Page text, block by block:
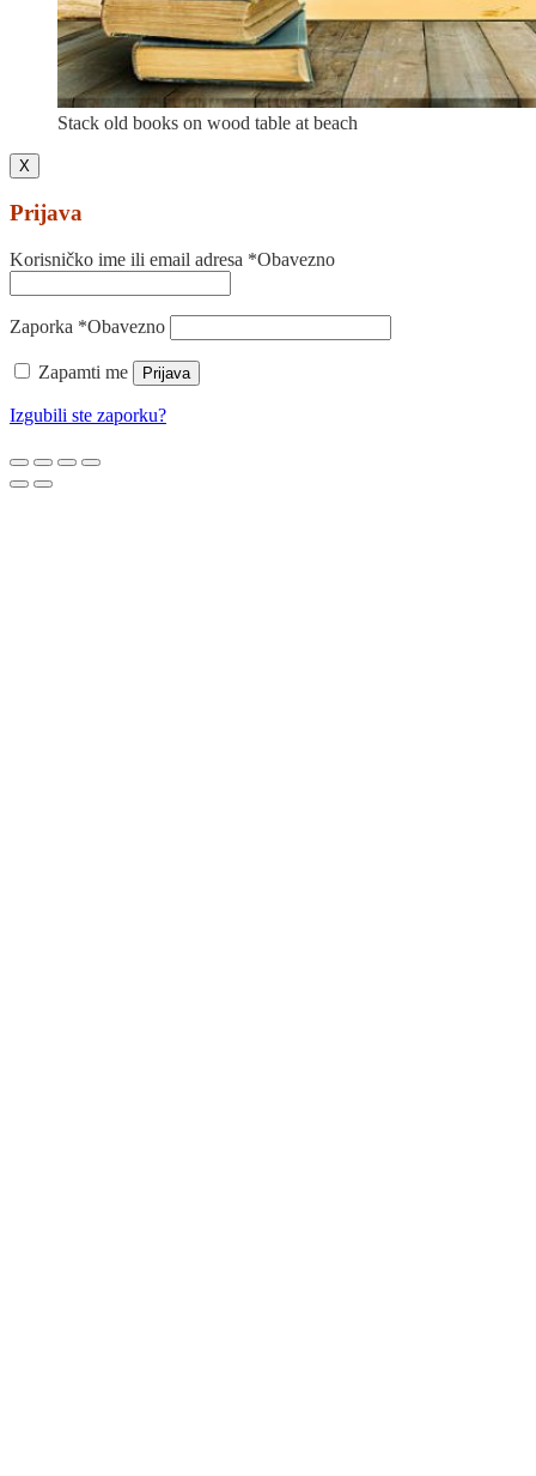
Stack old books on wood table at beach
X
Prijava
Korisničko ime ili email adresa *Obavezno
Zaporka *Obavezno
Zapamti me Prijava
Izgubili ste zaporku?